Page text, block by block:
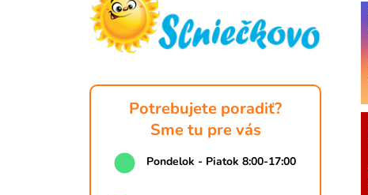
Potrebujete poradiť?
Sme tu pre vás
Pondelok - Piatok 8:00-17:00